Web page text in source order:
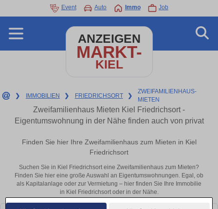
Event Auto Immo Job
ANZEIGEN
MARKT-
KIEL
❯ IMMOBILIEN ❯ FRIEDRICHSORT ❯
ZWEIFAMILIENHAUS-
MIETEN
Zweifamilienhaus Mieten Kiel Friedrichsort -
Eigentumswohnung in der Nähe finden auch von privat
Finden Sie hier Ihre Zweifamilienhaus zum Mieten in Kiel
Friedrichsort
Suchen Sie in Kiel Friedrichsort eine Zweifamilienhaus zum Mieten?
Finden Sie hier eine große Auswahl an Eigentumswohnungen. Egal, ob
als Kapitalanlage oder zur Vermietung – hier finden Sie Ihre Immobilie
in Kiel Friedrichsort oder in der Nähe.